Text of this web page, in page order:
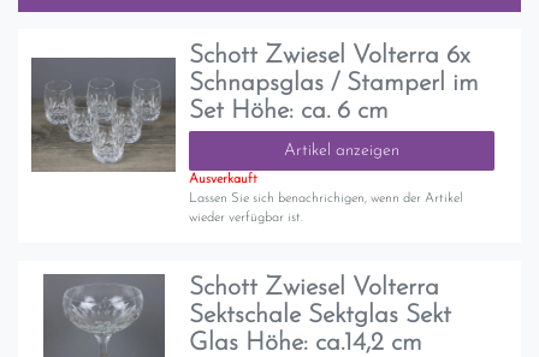
Schott Zwiesel Volterra 6x
Schnapsglas / Stamperl im
Set Höhe: ca. 6 cm
Artikel anzeigen
Ausverkauft
Lassen Sie sich benachrichigen, wenn der Artikel
wieder verfügbar ist.
Schott Zwiesel Volterra
Sektschale Sektglas Sekt
Glas Höhe: ca.14,2 cm